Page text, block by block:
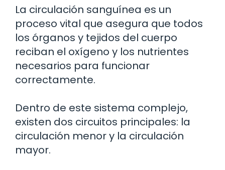
La circulación sanguínea es un
proceso vital que asegura que todos
los órganos y tejidos del cuerpo
reciban el oxígeno y los nutrientes
necesarios para funcionar
correctamente.
Dentro de este sistema complejo,
existen dos circuitos principales: la
circulación menor y la circulación
mayor.